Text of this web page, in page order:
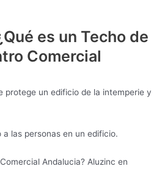
es un Techo de
Comercial
protege un edificio de la intemperie y
las personas en un edificio.
Andalucia? Aluzinc en